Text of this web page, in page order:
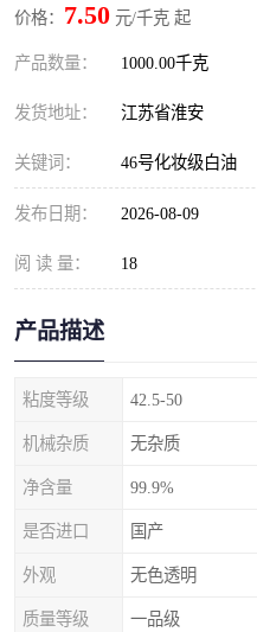
价格： 7.50 元/千克 起
产品数量： 1000.00千克
发货地址： 江苏省淮安
关键词： 46号化妆级白油
发布日期： 2026-08-09
阅 读 量： 18
产品描述
粘度等级 42.5-50
机械杂质 无杂质
净含量 99.9%
是否进口 国产
外观 无色透明
质量等级 一品级